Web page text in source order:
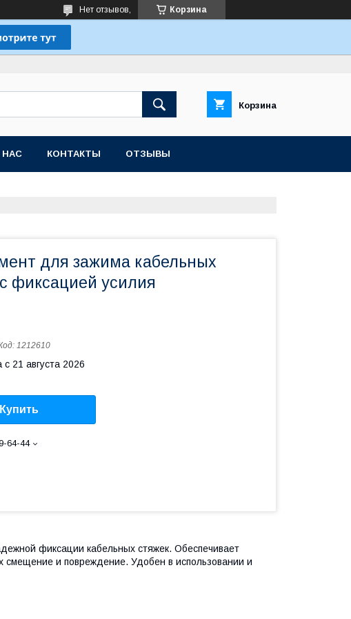
Корзина
Нет отзывов,
Корзина
НАС КОНТАКТЫ ОТЗЫВЫ
для зажима кабельных
фиксацией усилия
1212610
с 21 августа 2026
Купить
64-44
фиксации кабельных стяжек. Обеспечивает
смещение и повреждение. Удобен в использовании и